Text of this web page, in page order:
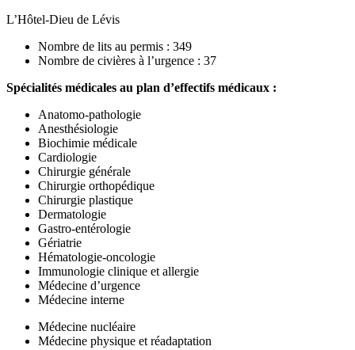
L’Hôtel-Dieu de Lévis
Nombre de lits au permis : 349
Nombre de civières à l’urgence : 37
Spécialités médicales au plan d’effectifs médicaux :
Anatomo-pathologie
Anesthésiologie
Biochimie médicale
Cardiologie
Chirurgie générale
Chirurgie orthopédique
Chirurgie plastique
Dermatologie
Gastro-entérologie
Gériatrie
Hématologie-oncologie
Immunologie clinique et allergie
Médecine d’urgence
Médecine interne
Médecine nucléaire
Médecine physique et réadaptation